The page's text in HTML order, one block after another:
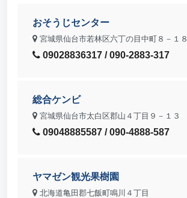
おそうじセンター
宮城県仙台市若林区六丁の目中町８－１８
09028836317 / 090-2883-317
総合ケンビ
宮城県仙台市太白区郡山４丁目９－１３
09048885587 / 090-4888-587
ヤマゼン観光果樹園
北海道亀田郡七飯町鳴川４丁目